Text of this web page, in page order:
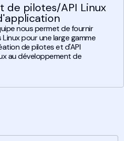
de pilotes/API Linux
nous permet de fournir
pour une large gamme
de pilotes et d'API
au développement de